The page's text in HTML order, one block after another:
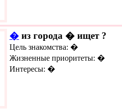
� из города � ищет ?
Цель знакомства: �
Жизненные приоритеты: �
Интересы: �